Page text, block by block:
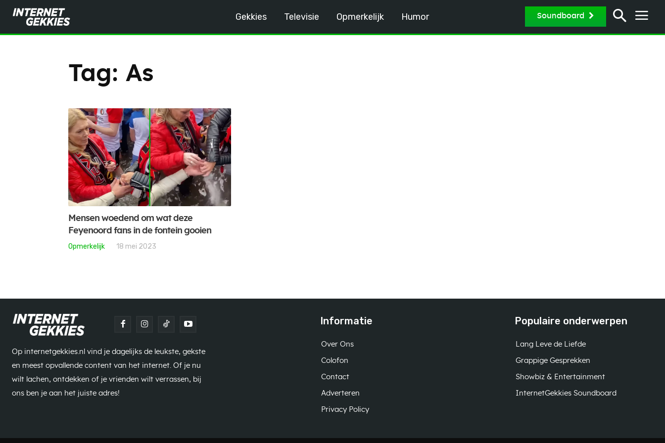
Gekkies Televisie Opmerkelijk Humor Soundboard
Tag: As
Mensen woedend om wat deze
Feyenoord fans in de fontein gooien
Opmerkelijk 18 mei 2023
Op internetgekkies.nl vind je dagelijks de leukste, gekste
en meest opvallende content van het internet. Of je nu
wilt lachen, ontdekken of je vrienden wilt verrassen, bij
ons ben je aan het juiste adres!
Informatie
Over Ons
Colofon
Contact
Adverteren
Privacy Policy
Populaire onderwerpen
Lang Leve de Liefde
Grappige Gesprekken
Showbiz & Entertainment
InternetGekkies Soundboard